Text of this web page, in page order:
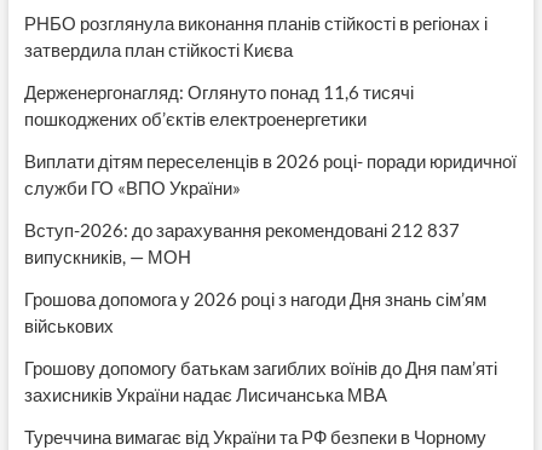
РНБО розглянула виконання планів стійкості в регіонах і
затвердила план стійкості Києва
Держенергонагляд: Оглянуто понад 11,6 тисячі
пошкоджених об’єктів електроенергетики
Виплати дітям переселенців в 2026 році- поради юридичної
служби ГО «ВПО України»
Вступ-2026: до зарахування рекомендовані 212 837
випускників, — МОН
Грошова допомога у 2026 році з нагоди Дня знань сім’ям
військових
Грошову допомогу батькам загиблих воїнів до Дня пам’яті
захисників України надає Лисичанська МВА
Туреччина вимагає від України та РФ безпеки в Чорному